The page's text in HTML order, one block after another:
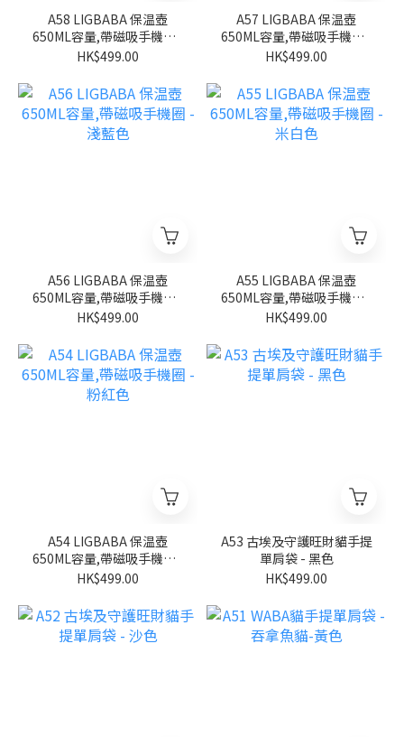
A58 LIGBABA 保温壺
650ML容量,帶磁吸手機圈 -
玫紅
HK$499.00
A57 LIGBABA 保温壺
650ML容量,帶磁吸手機圈 -
紫色
HK$499.00
A56 LIGBABA 保温壺
650ML容量,帶磁吸手機圈 -
淺藍色
HK$499.00
A55 LIGBABA 保温壺
650ML容量,帶磁吸手機圈 -
米白色
HK$499.00
A54 LIGBABA 保温壺
650ML容量,帶磁吸手機圈 -
粉紅色
HK$499.00
A53 古埃及守護旺財貓手提
單肩袋 - 黑色
HK$499.00